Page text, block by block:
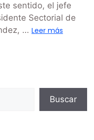
sentido, el jefe
Sectorial de
… Leer más
Buscar